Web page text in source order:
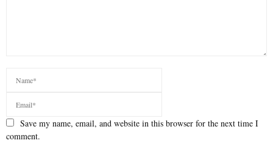
Save my name, email, and website in this browser for the next time I
comment.